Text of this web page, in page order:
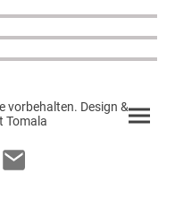
vorbehalten. Design &
Tomala